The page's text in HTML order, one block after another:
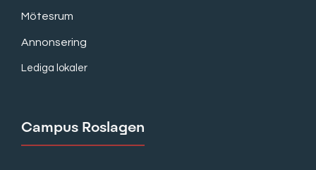
Mötesrum
Annonsering
Lediga lokaler
Campus Roslagen